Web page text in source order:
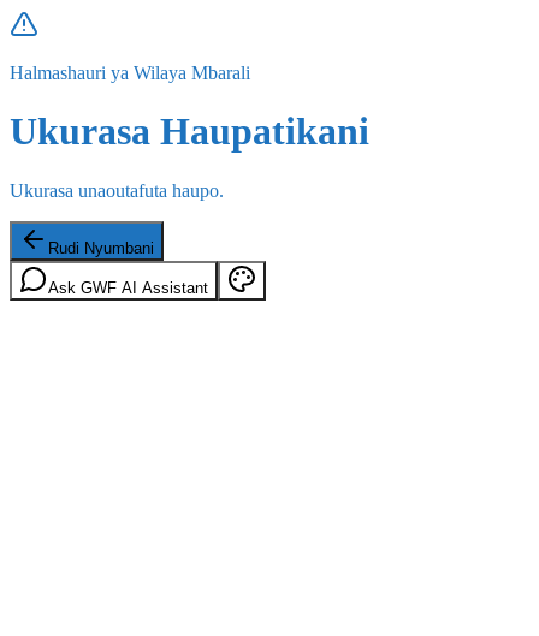
Halmashauri ya Wilaya Mbarali
Ukurasa Haupatikani
Ukurasa unaoutafuta haupo.
Rudi Nyumbani
Ask GWF AI Assistant